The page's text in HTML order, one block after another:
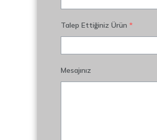
Talep Ettiğiniz Ürün *
Mesajınız